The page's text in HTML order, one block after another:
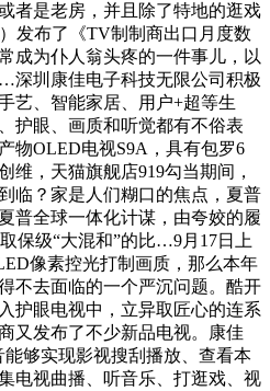
者是老房，并且除了特地的逛戏
发布了《TV制制商出口月度数
成为仆人翁头疼的一件事儿，以
深圳康佳电子科技无限公司积极
艺、智能家居、用户+超等生
护眼、画质和听觉都有不俗表
物OLED电视S9A，具有包罗6
维，天猫旗舰店919勾当期间，
临？家是人们糊口的焦点，夏普
普全球一体化计谋，由夸姣的履
保级“大混和”的比…9月17日上
像素控光打制画质，那么本年
不去面临的一个严沉问题。酷开
护眼电视中，立异取匠心的连系
又发布了不少新品电视。康佳
够实现影视搜刮播放、查看本
电视曲播、听音乐、打逛戏、视